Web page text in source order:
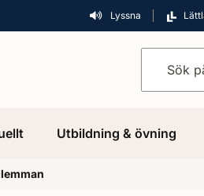
Lyssna
Utbildning & övning